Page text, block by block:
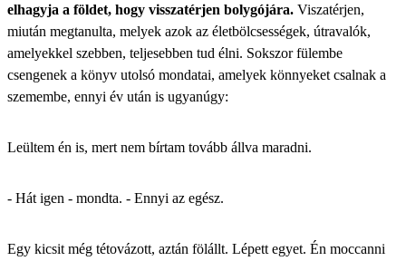
elhagyja a földet, hogy visszatérjen bolygójára. Viszatérjen,
miután megtanulta, melyek azok az életbölcsességek, útravalók,
amelyekkel szebben, teljesebben tud élni. Sokszor fülembe
csengenek a könyv utolsó mondatai, amelyek könnyeket csalnak a
szemembe, ennyi év után is ugyanúgy:
Leültem én is, mert nem bírtam tovább állva maradni.
- Hát igen - mondta. - Ennyi az egész.
Egy kicsit még tétovázott, aztán fölállt. Lépett egyet. Én moccanni